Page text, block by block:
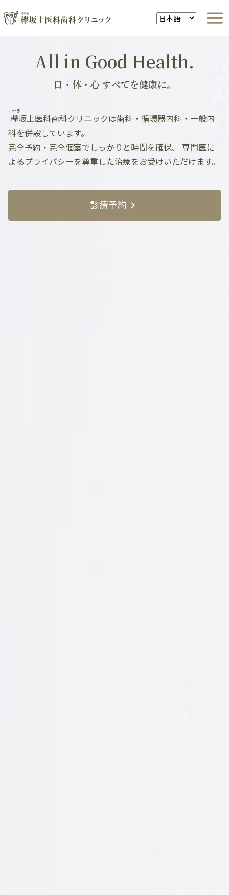
All in Good Health.
口・体・心 すべてを健康に。
欅
けやき
坂上医科歯科クリニックは歯科・循環器内科・一般内
科を併設しています。
完全予約・完全個室でしっかりと時間を確保、
よるプライバシーを尊重した治療をお受けいただけます。
診療予約